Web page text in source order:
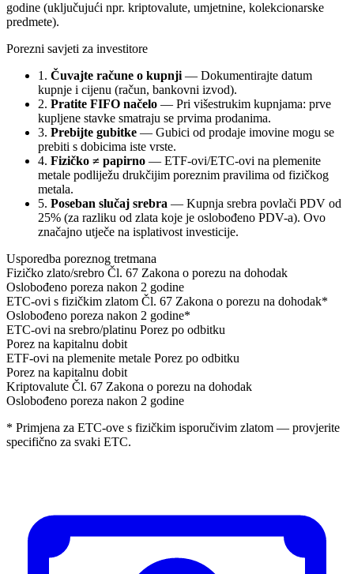
godine (uključujući npr. kriptovalute, umjetnine, kolekcionarske
predmete).
Porezni savjeti za investitore
1. Čuvajte račune o kupnji — Dokumentirajte datum
kupnje i cijenu (račun, bankovni izvod).
2. Pratite FIFO načelo — Pri višestrukim kupnjama: prve
kupljene stavke smatraju se prvima prodanima.
3. Prebijte gubitke — Gubici od prodaje imovine mogu se
prebiti s dobicima iste vrste.
4. Fizičko ≠ papirno — ETF-ovi/ETC-ovi na plemenite
metale podliježu drukčijim poreznim pravilima od fizičkog
metala.
5. Poseban slučaj srebra — Kupnja srebra povlači PDV od
25% (za razliku od zlata koje je oslobođeno PDV-a). Ovo
značajno utječe na isplativost investicije.
Usporedba poreznog tretmana
Fizičko zlato/srebro Čl. 67 Zakona o porezu na dohodak
Oslobođeno poreza nakon 2 godine
ETC-ovi s fizičkim zlatom Čl. 67 Zakona o porezu na dohodak*
Oslobođeno poreza nakon 2 godine*
ETC-ovi na srebro/platinu Porez po odbitku
Porez na kapitalnu dobit
ETF-ovi na plemenite metale Porez po odbitku
Porez na kapitalnu dobit
Kriptovalute Čl. 67 Zakona o porezu na dohodak
Oslobođeno poreza nakon 2 godine
* Primjena za ETC-ove s fizičkim isporučivim zlatom — provjerite
specifično za svaki ETC.